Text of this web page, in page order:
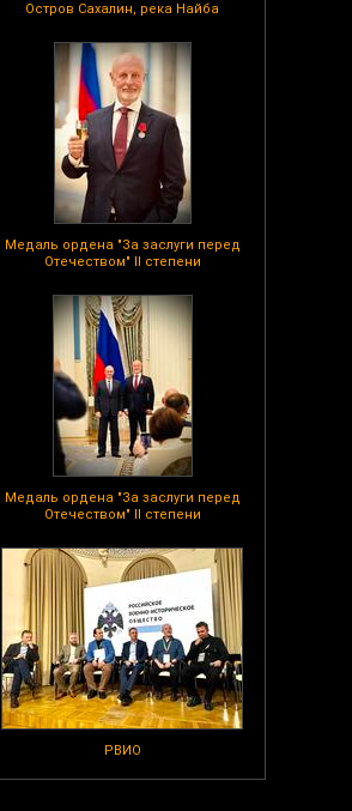
Остров Сахалин, река Найба
Медаль ордена "За заслуги перед
Отечеством" II степени
Медаль ордена "За заслуги перед
Отечеством" II степени
РВИО